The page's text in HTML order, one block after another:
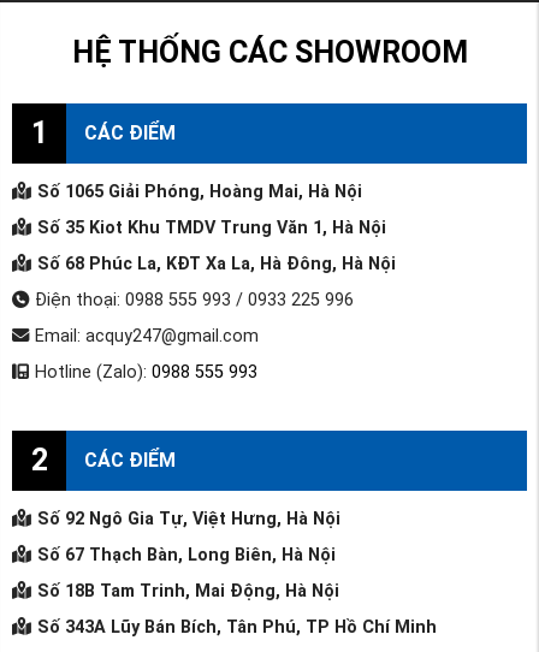
HỆ THỐNG CÁC SHOWROOM
1 CÁC ĐIỂM
Số 1065 Giải Phóng, Hoàng Mai, Hà Nội
Số 35 Kiot Khu TMDV Trung Văn 1, Hà Nội
Số 68 Phúc La, KĐT Xa La, Hà Đông, Hà Nội
Điện thoại: 0988 555 993 / 0933 225 996
Email: acquy247@gmail.com
Hotline (Zalo): 0988 555 993
2 CÁC ĐIỂM
Số 92 Ngô Gia Tự, Việt Hưng, Hà Nội
Số 67 Thạch Bàn, Long Biên, Hà Nội
Số 18B Tam Trinh, Mai Động, Hà Nội
Số 343A Lũy Bán Bích, Tân Phú, TP Hồ Chí Minh